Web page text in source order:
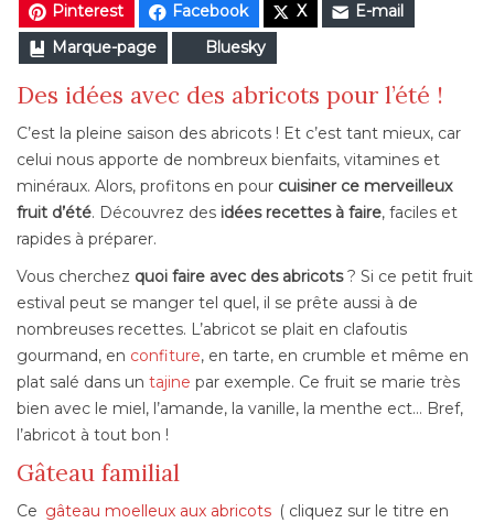
Pinterest Facebook X
E-mail
Marque-page
Bluesky
Des idées avec des abricots pour l’été !
C’est la pleine saison des abricots ! Et c’est tant mieux, car
celui nous apporte de nombreux bienfaits, vitamines et
minéraux. Alors, profitons en pour cuisiner ce merveilleux
fruit d’été. Découvrez des idées recettes à faire, faciles et
rapides à préparer.
Vous cherchez quoi faire avec des abricots? Si ce petit fruit
estival peut se manger tel quel, il se prête aussi à de
nombreuses recettes. L’abricot se plait en clafoutis
gourmand, en confiture, en tarte, en crumble et même en
plat salé dans un tajine par exemple. Ce fruit se marie très
bien avec le miel, l’amande, la vanille, la menthe ect… Bref,
l’abricot à tout bon !
Gâteau familial
Ce gâteau moelleux aux abricots ( cliquez sur le titre en